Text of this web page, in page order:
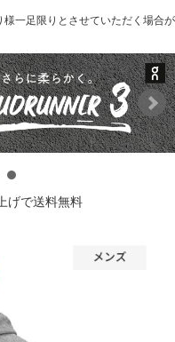
一足限りとさせていただく場合が
げで送料無料